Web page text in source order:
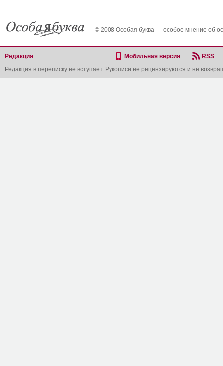
© 2008 Особая буква — особое мнение об
Редакция Мобильная версия
RSS
Редакция в переписку не вступает. Рукописи не рецензируются и не